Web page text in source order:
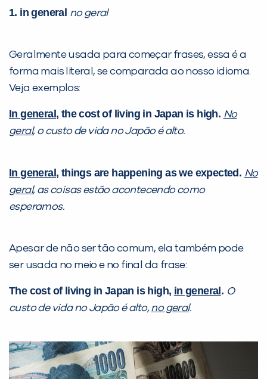
1. in general no geral
Geralmente usada para começar frases, essa é a
forma mais literal, se comparada ao nosso idioma.
Veja exemplos:
In general , the cost of living in Japan is high. No
geral, o custo de vida no Japão é alto.
In general , things are happening as we expected. No
geral, as coisas estão acontecendo como
esperamos.
Apesar de não ser tão comum, ela também pode
ser usada no meio e no final da frase:
The cost of living in Japan is high, in general . O
custo de vida no Japão é alto,no geral.
Não encontramos nenhuma unidade
inFlux nesta cidade ou bairro que
já vamos te colocar em contato
com a: